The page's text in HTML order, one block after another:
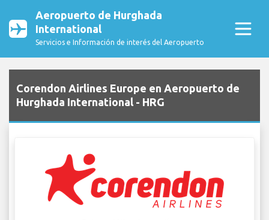
Aeropuerto de Hurghada
International
Servicios e Información de interés del Aeropuerto
Corendon Airlines Europe en Aeropuerto de
Hurghada International - HRG